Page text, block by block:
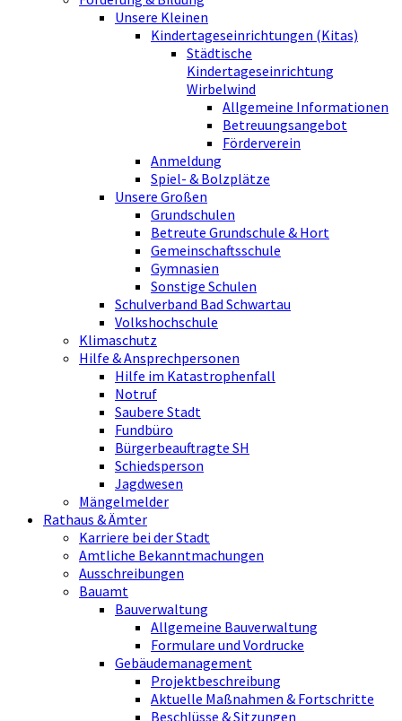
Unsere Kleinen
Kindertageseinrichtungen (Kitas)
Städtische
Kindertageseinrichtung
Wirbelwind
Allgemeine Informationen
Betreuungsangebot
Förderverein
Anmeldung
Spiel- & Bolzplätze
Unsere Großen
Grundschulen
Betreute Grundschule & Hort
Gemeinschaftsschule
Gymnasien
Sonstige Schulen
Schulverband Bad Schwartau
Volkshochschule
Klimaschutz
Hilfe & Ansprechpersonen
Hilfe im Katastrophenfall
Notruf
Saubere Stadt
Fundbüro
Bürgerbeauftragte SH
Schiedsperson
Jagdwesen
Mängelmelder
Rathaus & Ämter
Karriere bei der Stadt
Amtliche Bekanntmachungen
Ausschreibungen
Bauamt
Bauverwaltung
Allgemeine Bauverwaltung
Formulare und Vordrucke
Gebäudemanagement
Projektbeschreibung
Aktuelle Maßnahmen & Fortschritte
Beschlüsse & Sitzungen